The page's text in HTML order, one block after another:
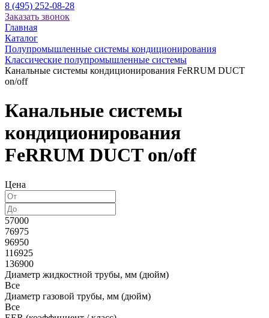
8 (495) 252-08-28
Заказать звонок
Главная
Каталог
Полупромышленные системы кондиционирования
Классические полупромышленные системы
Канальные системы кондиционирования FeRRUM DUCT
on/off
Канальные системы
кондиционирования
FeRRUM DUCT on/off
Цена
57000
76975
96950
116925
136900
Диаметр жидкостной трубы, мм (дюйм)
Все
Диаметр газовой трубы, мм (дюйм)
Все